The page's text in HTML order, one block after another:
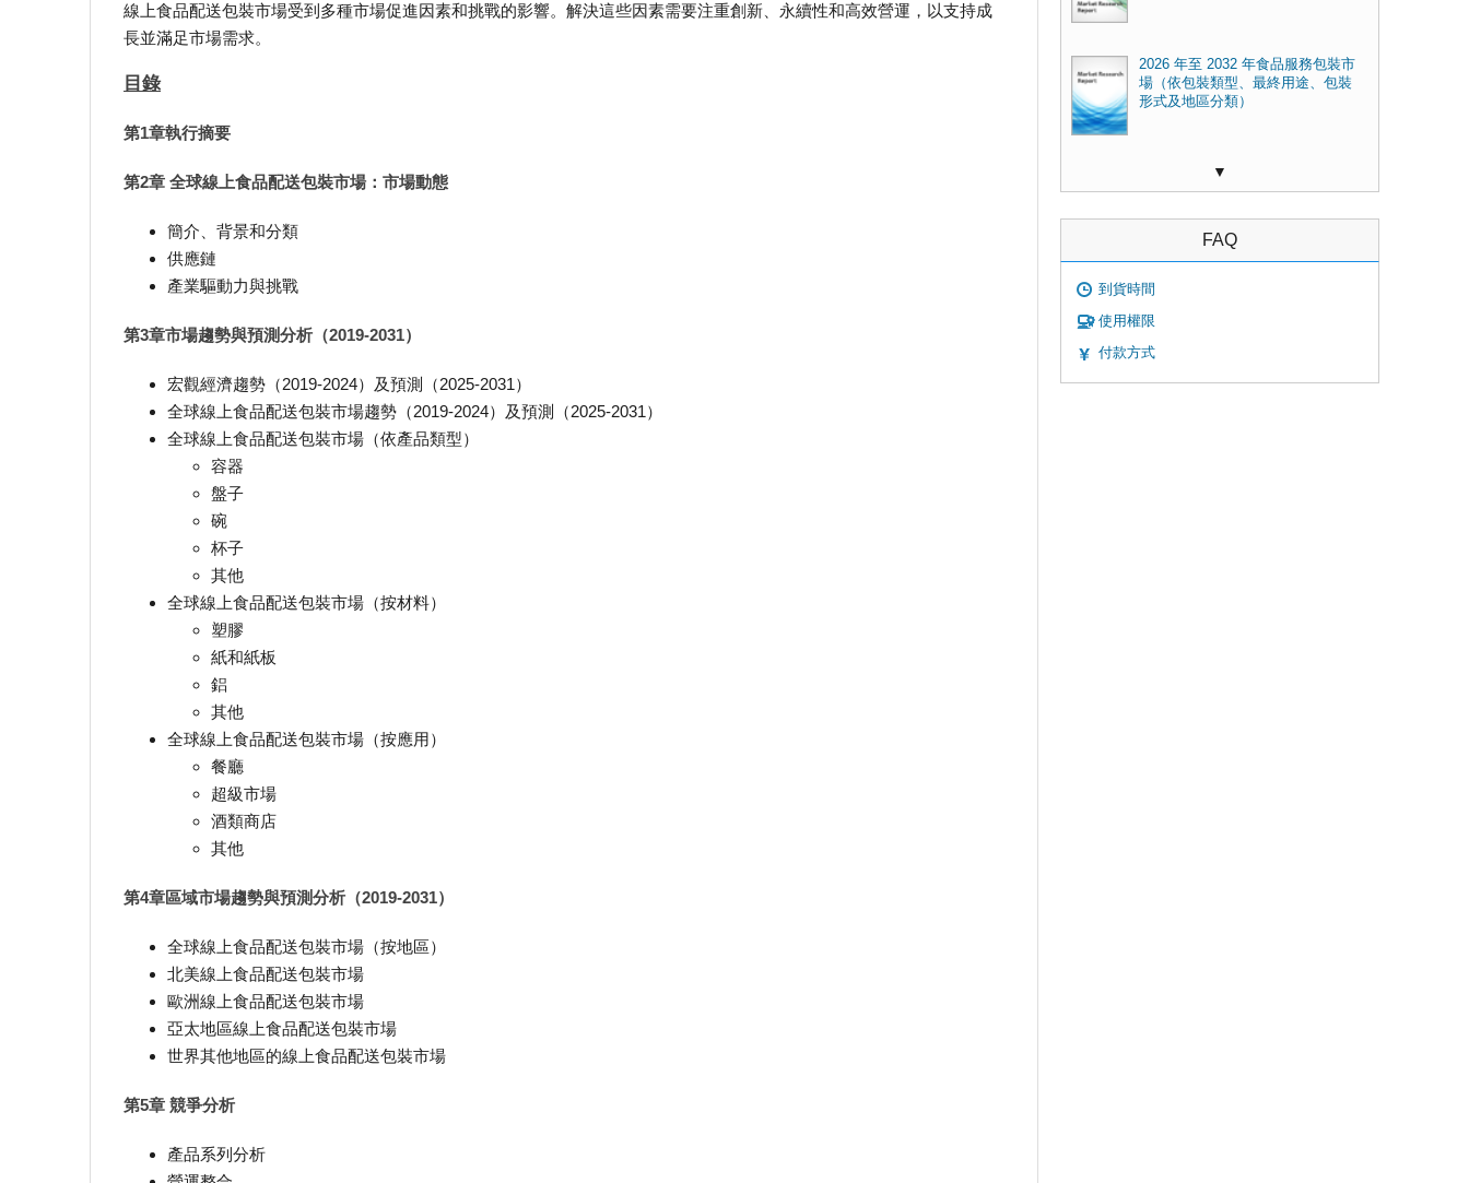
線上食品配送包裝市場受到多種市場促進因素和挑戰的影響。解決這些因素需要注重創新、永續性和高效營運，以支持成
長並滿足市場需求。
目錄
第1章執行摘要
第2章 全球線上食品配送包裝市場：市場動態
簡介、背景和分類
供應鏈
產業驅動力與挑戰
第3章市場趨勢與預測分析（2019-2031）
宏觀經濟趨勢（2019-2024）及預測（2025-2031）
全球線上食品配送包裝市場趨勢（2019-2024）及預測（2025-2031）
全球線上食品配送包裝市場（依產品類型）
容器
盤子
碗
杯子
其他
全球線上食品配送包裝市場（按材料）
塑膠
紙和紙板
鋁
其他
全球線上食品配送包裝市場（按應用）
餐廳
超級市場
酒類商店
其他
第4章區域市場趨勢與預測分析（2019-2031）
全球線上食品配送包裝市場（按地區）
北美線上食品配送包裝市場
歐洲線上食品配送包裝市場
亞太地區線上食品配送包裝市場
世界其他地區的線上食品配送包裝市場
第5章 競爭分析
產品系列分析
2026 年至 2032 年食品服務包裝市
場（依包裝類型、最終用途、包裝
形式及地區分類）
▼
FAQ
到貨時間
使用權限
付款方式